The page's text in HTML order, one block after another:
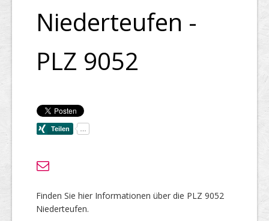
Niederteufen -
PLZ 9052
Finden Sie hier Informationen über die PLZ 9052
Niederteufen.